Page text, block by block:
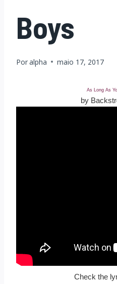
Boys
Poralpha maio 17, 2017
As Long As
by
Check the